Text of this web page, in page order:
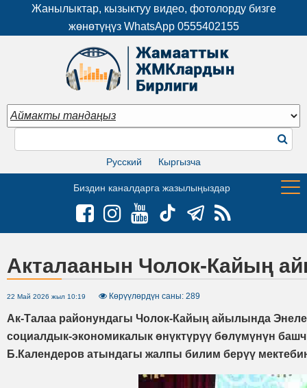
Жанылыктар, кызыктуу видео, фотолорду бизге
жөнөтүңүз WhatsApp 0555402155
Русский Кыргызча
Биздин каналдарга жазылыңыздар
Акталаанын Чолок-Кайың
22 Май 2026 жыл 10:19 Көрүүлөрдүн саны: 289
Ак-Талаа районундагы Чолок-Кайың айылында
социалдык-экономикалык өнүктүрүү бөлүмүнүн
Б.Календеров атындагы жалпы билим берүү